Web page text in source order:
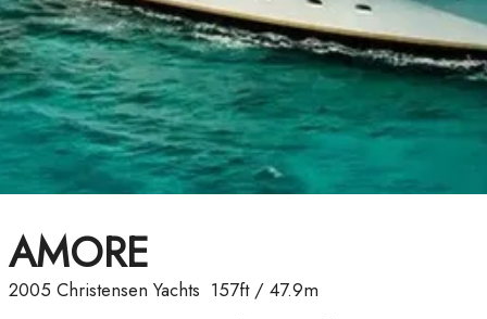
AMORE
2005 Christensen Yachts 157ft/ 47.9m